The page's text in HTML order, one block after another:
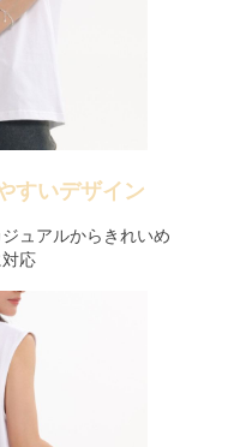
すいデザイン
ュアルからきれいめ
応